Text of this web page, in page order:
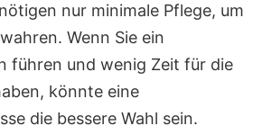
nur minimale Pflege, um
Wenn Sie ein
führen und wenig Zeit für die
könnte eine
die bessere Wahl sein.